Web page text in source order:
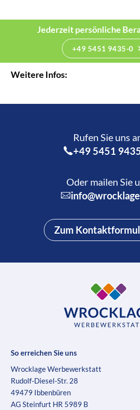
Jederzeit persönliche
+49 5451 9435-0
Weitere Infos:
Rufen Sie uns
+49 5451
Oder mailen Sie
Zum
So erreichen Sie uns
Wrocklage Werbewerkstatt
Rudolf-Diesel-Str. 28
49479 Ibbenbüren
AG Steinfurt HR 5989 B